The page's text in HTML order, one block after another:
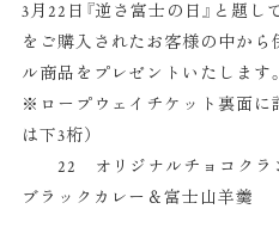
3月22日『逆さ富士の日』と題し
をご購入されたお客様の中か
ル商品をプレゼントいたします。
※ロープウェイチケット裏面に
は下3桁）
22 オリジナルチョコク
ブラックカレー＆富士山羊羹